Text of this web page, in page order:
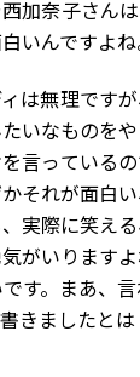
加奈子さん
いんですよね
は無理です
いなものを
言っている
それが面白
実際に笑え
がいります
す。まあ、言
きましたとは